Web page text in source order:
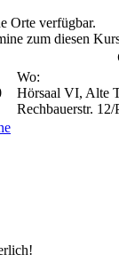
Orte verfügbar.
zum diesen
Wo:
Hörsaal VI, Alte
Rechbauerstr. 12/